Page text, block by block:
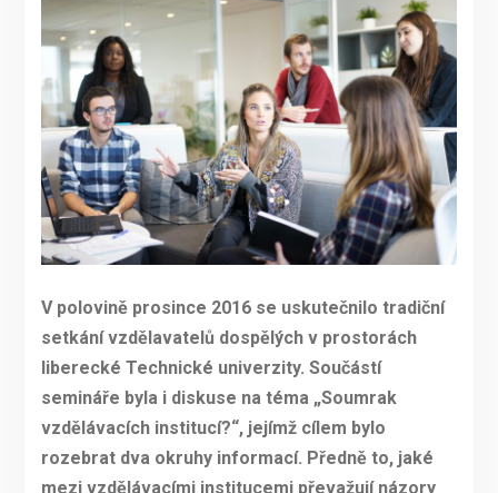
V polovině prosince 2016 se uskutečnilo tradiční
setkání vzdělavatelů dospělých v prostorách
liberecké Technické univerzity. Součástí
semináře byla i diskuse na téma „Soumrak
vzdělávacích institucí?“, jejímž cílem bylo
rozebrat dva okruhy informací. Předně to, jaké
mezi vzdělávacími institucemi převažují názory